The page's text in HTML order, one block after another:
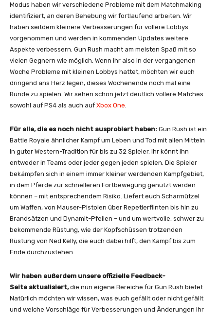
Modus haben wir verschiedene Probleme mit dem Matchmaking
identifiziert, an deren Behebung wir fortlaufend arbeiten. Wir
haben seitdem kleinere Verbesserungen für vollere Lobbys
vorgenommen und werden in kommenden Updates weitere
Aspekte verbessern. Gun Rush macht am meisten Spaß mit so
vielen Gegnern wie möglich. Wenn ihr also in der vergangenen
Woche Probleme mit kleinen Lobbys hattet, möchten wir euch
dringend ans Herz legen, dieses Wochenende noch mal eine
Runde zu spielen. Wir sehen schon jetzt deutlich vollere Matches
sowohl auf PS4 als auch auf Xbox One
Für alle, die es noch nicht ausprobiert haben: Gun Rush ist ein
Battle Royale ähnlicher Kampf um Leben und Tod mit allen Mitteln
in guter Western-Tradition für bis zu 32 Spieler. Ihr könnt ihn
entweder in Teams oder jeder gegen jeden spielen. Die Spieler
bekämpfen sich in einem immer kleiner werdenden Kampfgebiet,
in dem Pferde zur schnelleren Fortbewegung genutzt werden
können – mit entsprechendem Risiko. Liefert euch Scharmützel
um Waffen, von Mauser-Pistolen über Repetierflinten bis hin zu
Brandsätzen und Dynamit-Pfeilen – und um wertvolle, schwer zu
bekommende Rüstung, wie der Kopfschüssen trotzenden
Rüstung von Ned Kelly, die euch dabei hilft, den Kampf bis zum
Ende durchzustehen.
Wir haben außerdem unsere offizielle Feedback-
Seite aktualisiert,die nun eigene Bereiche für Gun Rush bietet.
Natürlich möchten wir wissen, was euch gefällt oder nicht gefällt
und welche Vorschläge für Verbesserungen und Änderungen ihr